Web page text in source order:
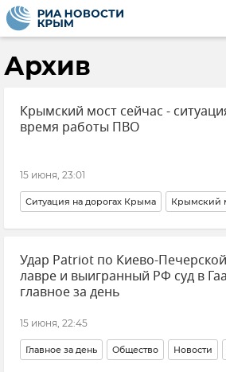
Архив
Крымский мост сейчас -
время работы ПВО
15 июня, 23:01
Ситуация на дорогах Крыма Крымский
Безопасность Республики Крым и
Крым Очереди на Крымском мосту
Новости Крыма Керченский пролив
Удар Patriot по Киево-Печерской
лавре и выигранный РФ суд в
главное за день
15 июня, 22:45
Главное за день Общество Новости